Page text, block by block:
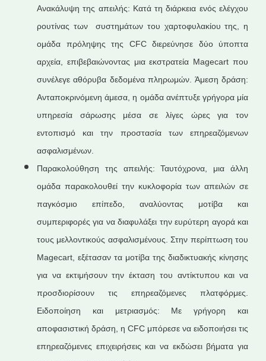
Ανακάλυψη της απειλής: Κατά τη διάρκεια ενός ελέγχου
ρουτίνας των συστημάτων του χαρτοφυλακίου της, η
ομάδα πρόληψης της CFC διερεύνησε δύο ύποπτα
αρχεία, επιβεβαιώνοντας μια εκστρατεία Magecart που
συνέλεγε αθόρυβα δεδομένα πληρωμών. Άμεση δράση:
Ανταποκρινόμενη άμεσα, η ομάδα ανέπτυξε γρήγορα μία
υπηρεσία σάρωσης μέσα σε λίγες ώρες για τον
εντοπισμό και την προστασία των επηρεαζόμενων
ασφαλισμένων.
Παρακολούθηση της απειλής: Ταυτόχρονα, μια άλλη
ομάδα παρακολουθεί την κυκλοφορία των απειλών σε
παγκόσμιο επίπεδο, αναλύοντας μοτίβα και
συμπεριφορές για να διαφυλάξει την ευρύτερη αγορά και
τους μελλοντικούς ασφαλισμένους. Στην περίπτωση του
Magecart, εξέτασαν τα μοτίβα της διαδικτυακής κίνησης
για να εκτιμήσουν την έκταση του αντίκτυπου και να
προσδιορίσουν τις επηρεαζόμενες πλατφόρμες.
Ειδοποίηση και μετριασμός: Με γρήγορη και
αποφασιστική δράση, η CFC μπόρεσε να ειδοποιήσει τις
επηρεαζόμενες επιχειρήσεις και να εκδώσει βήματα για